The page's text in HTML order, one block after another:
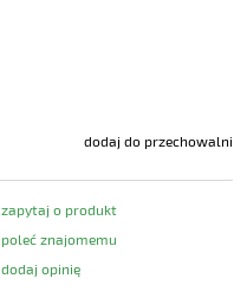
dodaj do przechowalni
zapytaj o produkt
poleć znajomemu
dodaj opinię